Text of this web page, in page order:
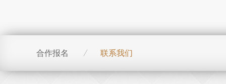
合作报名 联系我们